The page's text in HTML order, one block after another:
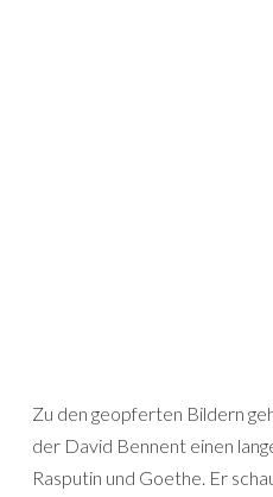
Zu den geopferten Bildern
der David Bennent einen
Rasputin und Goethe. Er